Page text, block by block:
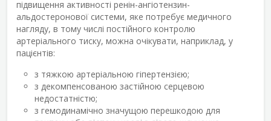
підвищення активності ренін-ангіотензин-
альдостеронової системи, яке потребує медичного
нагляду, в тому числі постійного контролю
артеріального тиску, можна очікувати, наприклад, у
пацієнтів:
з тяжкою артеріальною гіпертензією;
з декомпенсованою застійною серцевою
недостатністю;
з гемодинамічно значущою перешкодою для